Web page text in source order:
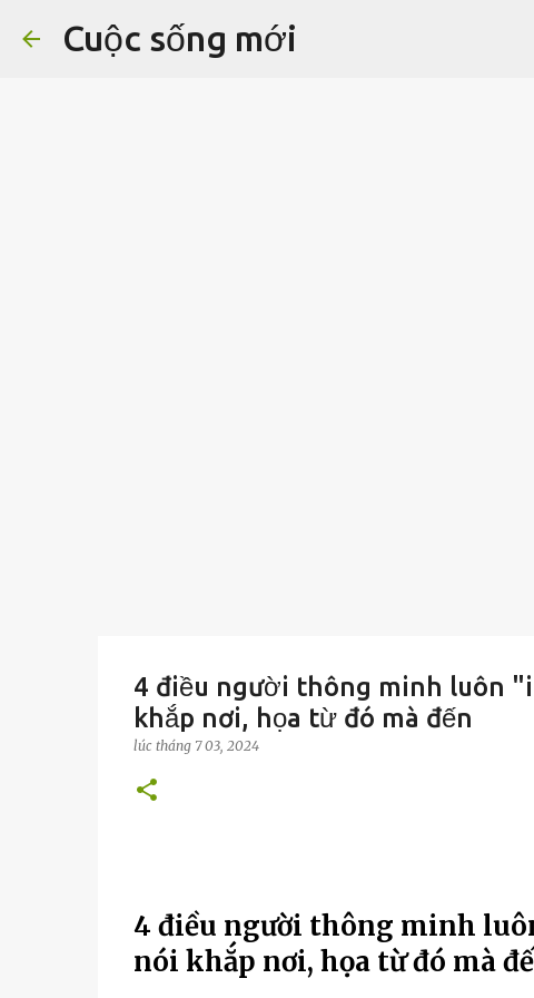
Cuộc sống mới
4 điều người thông minh luôn
khắp nơi, họa từ đó mà đến
lúc tháng 7 03, 2024
4 điều người thông minh
nói khắp nơi, họa từ đó mà